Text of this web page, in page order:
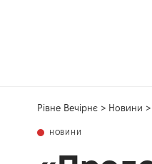
Рівне Вечірнє > Новини >
НОВИНИ